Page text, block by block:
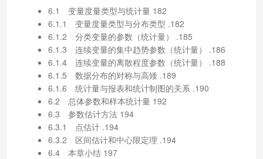
6.1 变量度量类型与统计量 182
6.1.1 变量度量类型与分布类型 .182
6.1.2 分类变量的参数（统计量） .185
6.1.3 连续变量的集中趋势参数（统计量） .186
6.1.4 连续变量的离散程度参数（统计量） .188
6.1.5 数据分布的对称与高矮 .189
6.1.6 统计量与报表和统计制图的关系 .190
6.2 总体参数和样本统计量 192
6.3 参数估计方法 194
6.3.1 点估计 .194
6.3.2 区间估计和中心限定理 .194
6.4 本章小结 197